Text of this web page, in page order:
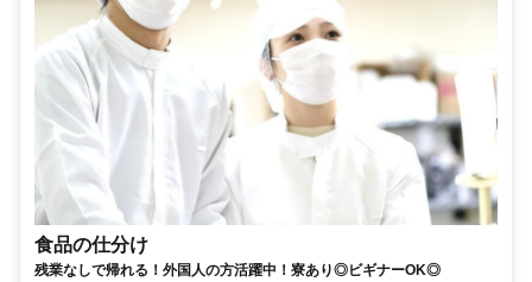
食品の仕分け
残業なしで帰れる！外国人の方活躍中！寮あり◎ビギナーOK◎